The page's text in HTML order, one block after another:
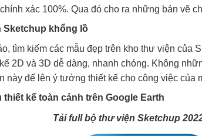
xác 100%. Qua đó cho ra những bản vẽ
Sketchup khổng lồ
tìm kiếm các mẫu đẹp trên kho thư viện của
2D và 3D dễ dàng, nhanh chóng. Không
này để lên ý tưởng thiết kế cho công việc của
thiết kế toàn cảnh trên Google Earth
Tải full bộ thư viện Sketchup